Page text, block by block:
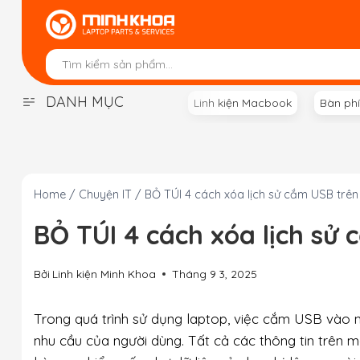
content
Linh kiện Macbook Bàn
DANH MỤC
Home / Chuyện IT / BỎ TÚI 4 cách xóa lịch sử cắm USB
BỎ TÚI 4 cách xóa lịch
Bởi Linh kiện Minh Khoa Tháng 9 3, 2025
Trong quá trình sử dụng laptop, việc cắm USB vào
nhu cầu của người dùng. Tất cả các thông tin trên